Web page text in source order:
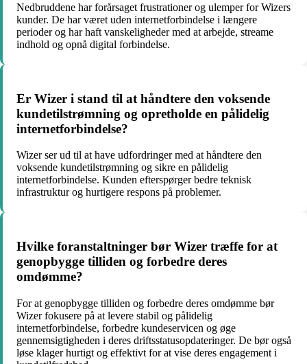
Nedbruddene har forårsaget frustrationer og ulemper for Wizers
kunder. De har været uden internetforbindelse i længere
perioder og har haft vanskeligheder med at arbejde, streame
indhold og opnå digital forbindelse.
Er Wizer i stand til at håndtere den voksende
kundetilstrømning og opretholde en pålidelig
internetforbindelse?
Wizer ser ud til at have udfordringer med at håndtere den
voksende kundetilstrømning og sikre en pålidelig
internetforbindelse. Kunden efterspørger bedre teknisk
infrastruktur og hurtigere respons på problemer.
Hvilke foranstaltninger bør Wizer træffe for at
genopbygge tilliden og forbedre deres
omdømme?
For at genopbygge tilliden og forbedre deres omdømme bør
Wizer fokusere på at levere stabil og pålidelig
internetforbindelse, forbedre kundeservicen og øge
gennemsigtigheden i deres driftsstatusopdateringer. De bør også
løse klager hurtigt og effektivt for at vise deres engagement i